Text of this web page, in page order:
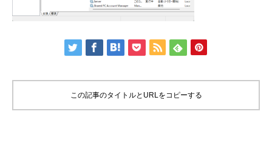
この記事のタイトルとURLをコピーする